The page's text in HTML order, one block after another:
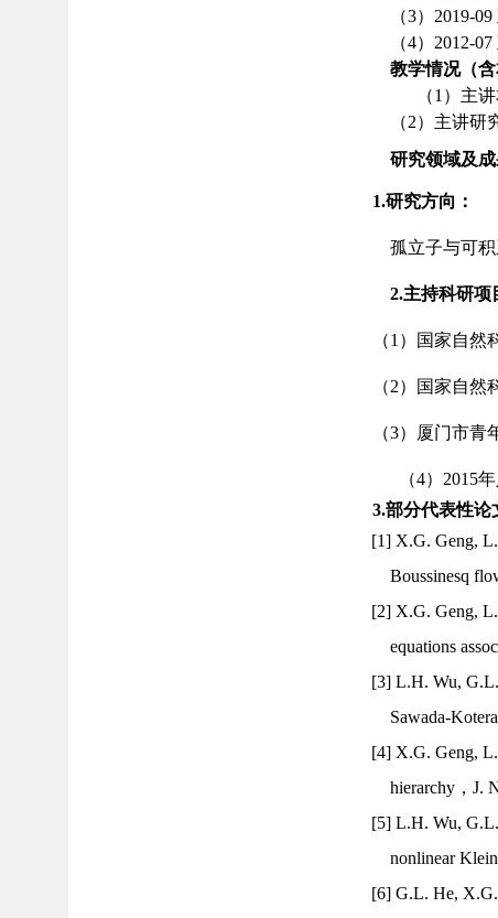
（3）2019-
（4）2012-
教学情况（
（1）主
（2）主讲
研究领域及成
1.研究方向：
孤立子与可
2.主持科研项
（1）国家自
（2）国家自
（3）厦门市青
（4）2015
3.部分代表性论
[1] X.G. Geng,
Boussinesq
[2] X.G. Geng,
equations
[3] L.H. Wu,
Sawada-
[4] X.G. Geng,
hierarchy，J.
[5] L.H. Wu,
nonlinear
[6] G.L. He, X.G.